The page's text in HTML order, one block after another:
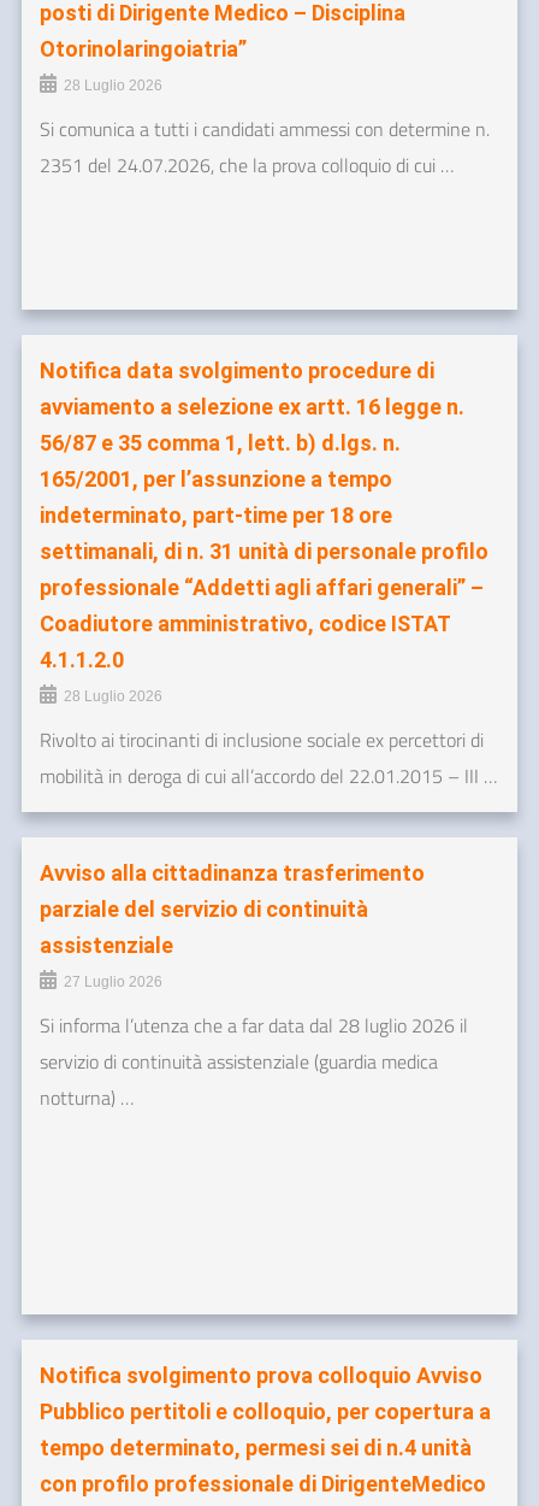
posti di Dirigente Medico – Disciplina
Otorinolaringoiatria”
28 Luglio 2026
Si comunica a tutti i candidati ammessi con determine n.
2351 del 24.07.2026, che la prova colloquio di cui …
Notifica data svolgimento procedure di
avviamento a selezione ex artt. 16 legge n.
56/87 e 35 comma 1, lett. b) d.lgs. n.
165/2001, per l’assunzione a tempo
indeterminato, part-time per 18 ore
settimanali, di n. 31 unità di personale profilo
professionale “Addetti agli affari generali” –
Coadiutore amministrativo, codice ISTAT
4.1.1.2.0
28 Luglio 2026
Rivolto ai tirocinanti di inclusione sociale ex percettori di
mobilità in deroga di cui all’accordo del 22.01.2015 – III …
Avviso alla cittadinanza trasferimento
parziale del servizio di continuità
assistenziale
27 Luglio 2026
Si informa l’utenza che a far data dal 28 luglio 2026 il
servizio di continuità assistenziale (guardia medica
notturna) …
Notifica svolgimento prova colloquio Avviso
Pubblico pertitoli e colloquio, per copertura a
tempo determinato, permesi sei di n.4 unità
con profilo professionale di DirigenteMedico